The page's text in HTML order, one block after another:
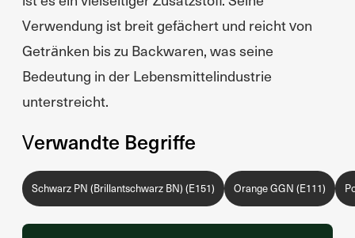
Verwendung ist breit gefächert und reicht von
Getränken bis zu Backwaren, was seine
Bedeutung in der Lebensmittelindustrie
unterstreicht.
Verwandte Begriffe
Schwarz PN (Brillantschwarz BN) (E151) Orange GGN (E111)